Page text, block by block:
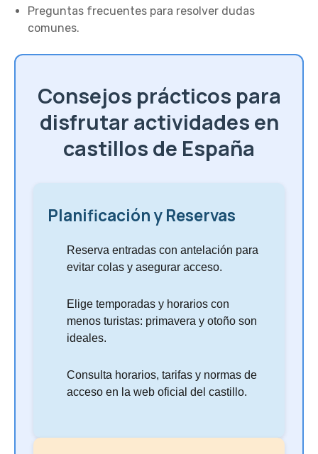
Preguntas frecuentes para resolver dudas
comunes.
Consejos prácticos para
disfrutar actividades en
castillos de España
Planificación y Reservas
Reserva entradas con antelación para
evitar colas y asegurar acceso.
Elige temporadas y horarios con
menos turistas: primavera y otoño son
ideales.
Consulta horarios, tarifas y normas de
acceso en la web oficial del castillo.